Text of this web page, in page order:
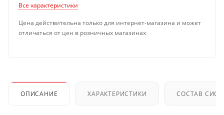
Все характеристики
Цена действительна только для интернет-магазина и может
отличаться от цен в розничных магазинах
ОПИСАНИЕ ХАРАКТЕРИСТИКИ СОСТАВ